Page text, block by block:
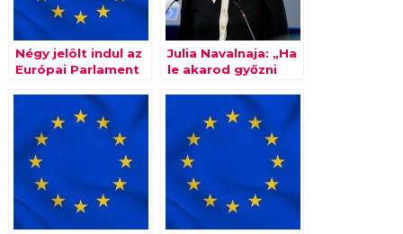
Négy jelölt indul az
Európai Parlament
Julia Navalnaja: „Ha
le akarod győzni
bűnbandája ellen”